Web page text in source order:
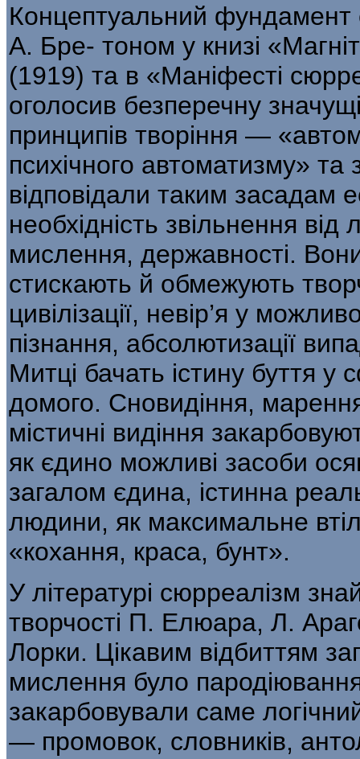
Концептуальний фундамент
А. Бре- тоном у книзі
(1919) та в «Ма­ніфесті
оголосив безперечну
принципів творіння —
психічного автоматизму»
відповідали таким засадам
необхідність звільнення
мислення, державності.
стискають й обмежують
цивілізації, невір’я у
пізнання, абсолютизації
Митці бачать істину буття у
домого. Сновидіння,
містичні видіння
як єдино можли­ві засоби
загалом єдина, істинна
людини, як максимальне
«кохання, краса, бунт».
У літературі сюрреалізм
творчості П. Елюара, Л.
Лорки. Цікавим відбиттям
мислення було
закарбовували саме
— промовок, словників,